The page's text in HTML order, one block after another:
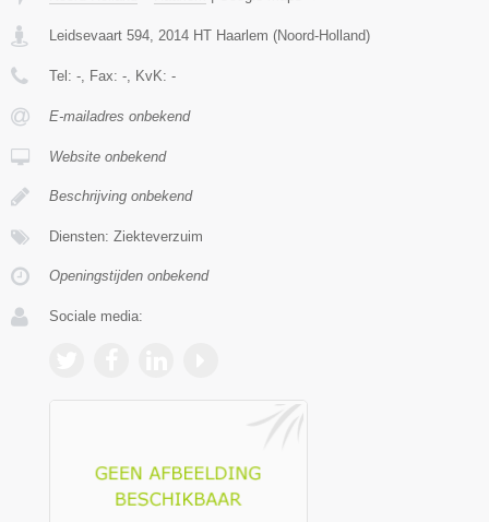
Leidsevaart 594 2014 HT Haarlem (Noord-Holland)
Tel: - , Fax: - , KvK: -
E-mailadres onbekend
Website onbekend
Beschrijving onbekend
Diensten: Ziekteverzuim
Openingstijden onbekend
Sociale media: